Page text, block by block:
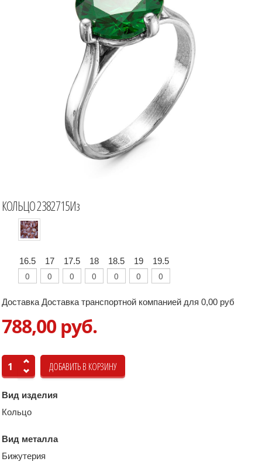
КОЛЬЦО 2382715Из
16.5 17 17.5 18 18.5 19 19.5
Доставка Доставка транспортной компанией для 0,00 руб
788,00 руб.
Вид изделия
Кольцо
Вид металла
Бижутерия